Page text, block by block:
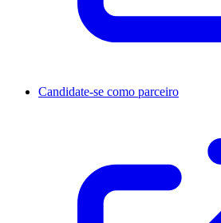
Candidate-se como parceiro